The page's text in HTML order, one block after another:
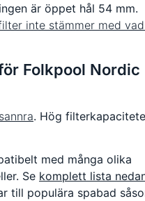
är öppet hål 54 mm.
inte stämmer med
Folkpool Nordic
sannra. Hög
med många olika
Se komplett lista
till populära spabad